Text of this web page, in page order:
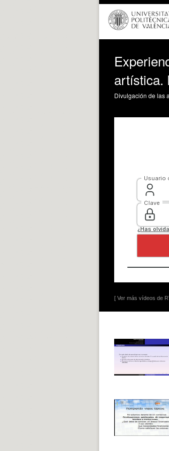
artística.
Divulgación de las
[ Ver más vídeos de